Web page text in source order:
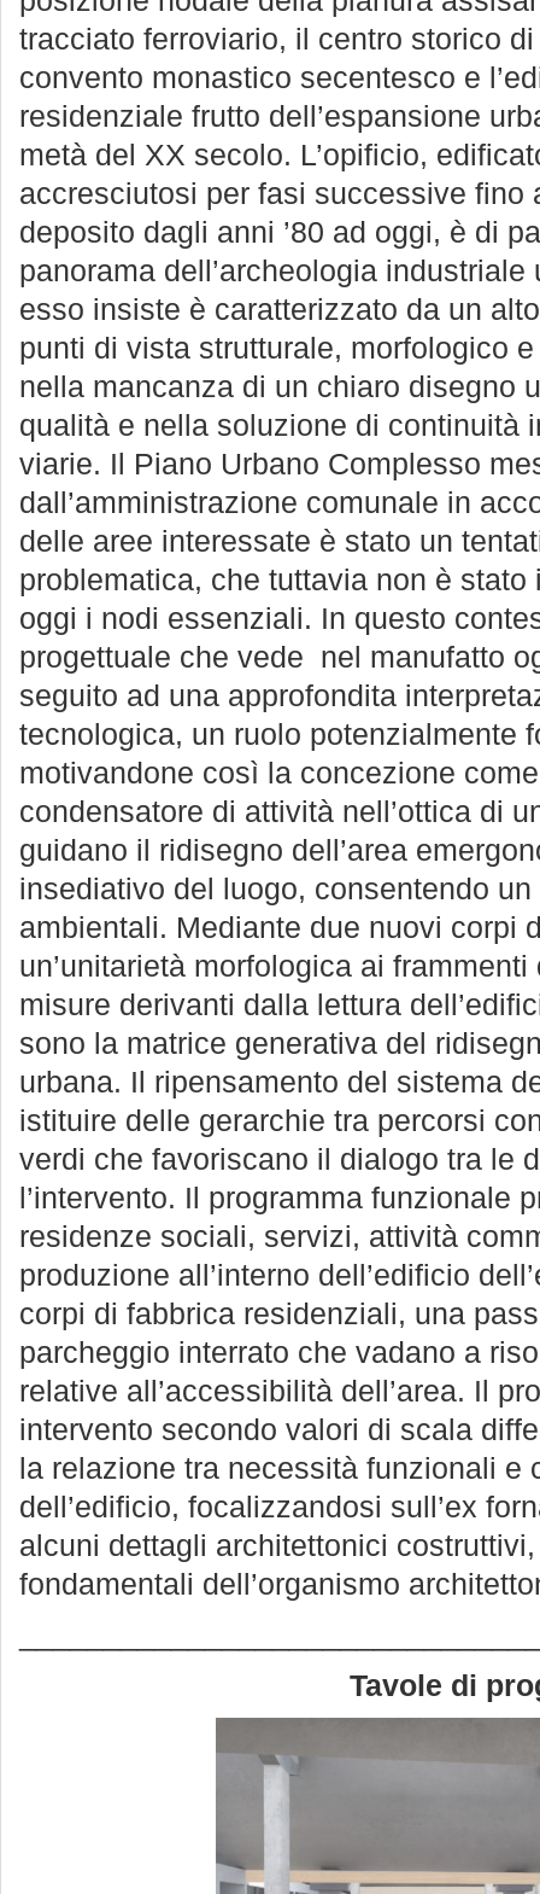
tracciato ferroviario, il centro storico
convento monastico secentesco e
residenziale frutto dell’espansione
metà del XX secolo. L’opificio,
accresciutosi per fasi successive fino
deposito dagli anni ’80 ad oggi, è di
panorama dell’archeologia
esso insiste è caratterizzato da un
punti di vista strutturale, morfologico
nella mancanza di un chiaro disegno
qualità e nella soluzione di continuità
viarie. Il Piano Urbano Complesso
dall’amministrazione comunale in
delle aree interessate è stato un
problematica, che tuttavia non è
oggi i nodi essenziali. In questo
progettuale che vede nel manufatto
seguito ad una approfondita
tecnologica, un ruolo potenzialmente
motivandone così la concezione
condensatore di attività nell’ottica di
guidano il ridisegno dell’area
insediativo del luogo, consentendo
ambientali. Mediante due nuovi corpi
un’unitarietà morfologica ai
misure derivanti dalla lettura
sono la matrice generativa del
urbana. Il ripensamento del sistema
istituire delle gerarchie tra percorsi
verdi che favoriscano il dialogo tra le
l’intervento. Il programma funzionale
residenze sociali, servizi, attività
produzione all’interno dell’edificio
corpi di fabbrica residenziali, una
parcheggio interrato che vadano a
relative all’accessibilità dell’area. Il
intervento secondo valori di scala
la relazione tra necessità funzionali e
dell’edificio, focalizzandosi sull’ex
alcuni dettagli architettonici
fondamentali dell’organismo
Tavole di